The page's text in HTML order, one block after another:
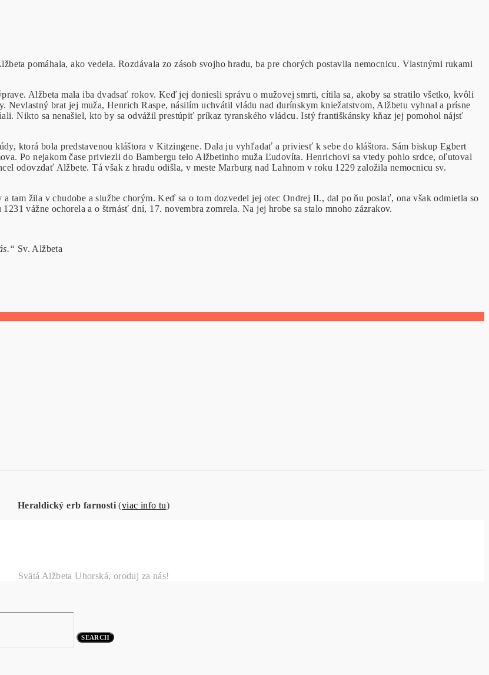
pomáhala, ako vedela. Rozdávala zo zásob svojho hradu, ba pre chorých postavila nemocnicu. Vlastnými rukami
Alžbeta mala iba dvadsať rokov. Keď jej doniesli správu o mužovej smrti, cítila sa, akoby sa stratilo všetko, kvôli
Nevlastný brat jej muža, Henrich Raspe, násilím uchvátil vládu nad durínskym kniežatstvom, Alžbetu vyhnal a prísne
Nikto sa nenašiel, kto by sa odvážil prestúpiť príkaz tyranského vládcu. Istý františkánsky kňaz jej pomohol nájsť
ktorá bola predstavenou kláštora v Kitzingene. Dala ju vyhľadať a priviesť k sebe do kláštora. Sám biskup Egbert
Po nejakom čase priviezli do Bambergu telo Alžbetinho muža Ľudovíta. Henrichovi sa vtedy pohlo srdce, oľutoval
odovzdať Alžbete. Tá však z hradu odišla, v meste Marburg nad Lahnom v roku 1229 založila nemocnicu sv.
žila v chudobe a službe chorým. Keď sa o tom dozvedel jej otec Ondrej II., dal po ňu poslať, ona však odmietla so
vážne ochorela a o štrnásť dní, 17. novembra zomrela. Na jej hrobe sa stalo mnoho zázrakov.
Sv. Alžbeta
Heraldický erb farnosti (viac info tu)
Svätá Alžbeta Uhorská, oroduj za nás!
SEARCH